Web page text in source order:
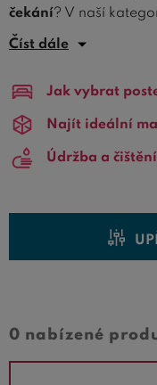
čekání? V naší
najdete široký výběr
Ať už hledáte
čalouněnou
prostorem, u nás si
naši kompletní
čeká ještě více
Číst dále
Jak vybrat
Najít ideální
Údržba a čištění
0 nabízené